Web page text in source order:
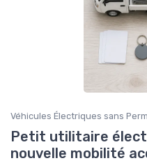
Véhicules Électriques sans
Petit utilitaire
nouvelle mobilité